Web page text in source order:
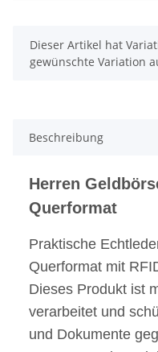
x
Dieser Artikel hat
gewünschte Variation
Beschreibung
Herren
Querformat
Praktische
Querformat mit
Dieses Produkt ist
verarbeitet und
und Dokumente